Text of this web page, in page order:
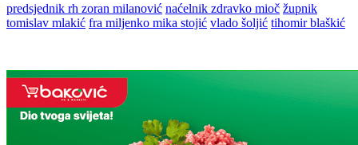
predsjednik rh zoran milanović naćelnik zdravko mioč župnik
tomislav mlakić fra miljenko mika stojić vlado šoljić tihomir blaškić